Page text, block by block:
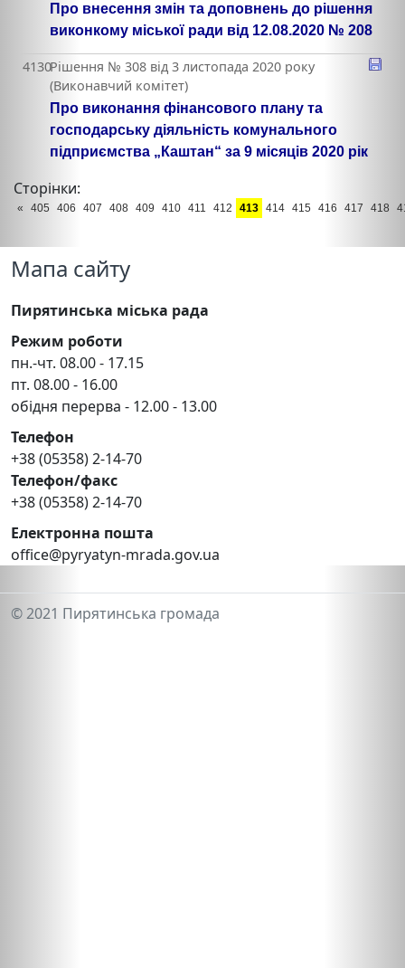
Про внесення змін та доповнень до рішення
виконкому міської ради від 12.08.2020 № 208
4130Рішення № 308 від 3 листопада 2020 року
(Виконавчий комітет)
Про виконання фінансового плану та
господарську діяльність комунального
підприємства „Каштан“ за 9 місяців 2020 рік
Сторінки:
« 405 406 407 408 409 410 411 412 413 414 415 416 417 418
Мапа сайту
Пирятинська міська рада
Режим роботи
пн.-чт. 08.00 - 17.15
пт. 08.00 - 16.00
обідня перерва - 12.00 - 13.00
Телефон
+38 (05358) 2-14-70
Телефон/факс
+38 (05358) 2-14-70
Електронна пошта
office@pyryatyn-mrada.gov.ua
© 2021 Пирятинська громада